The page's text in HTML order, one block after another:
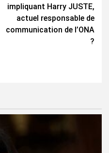
impliquant Harry JUSTE,
actuel responsable de
communication de l’ONA
?